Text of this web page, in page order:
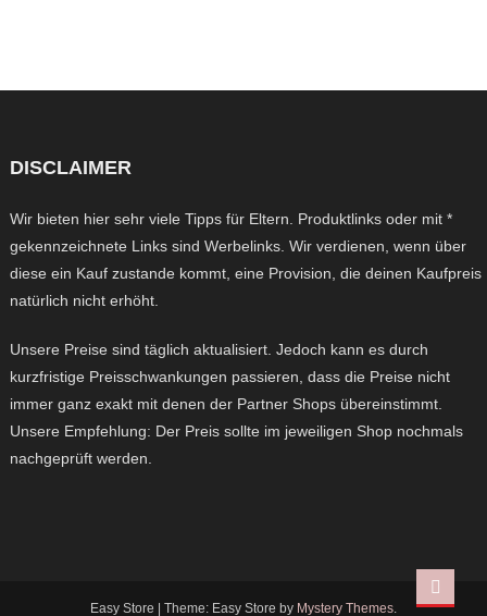
DISCLAIMER
Wir bieten hier sehr viele Tipps für Eltern. Produktlinks oder mit *
gekennzeichnete Links sind Werbelinks. Wir verdienen, wenn über
diese ein Kauf zustande kommt, eine Provision, die deinen Kaufpreis
natürlich nicht erhöht.
Unsere Preise sind täglich aktualisiert. Jedoch kann es durch
kurzfristige Preisschwankungen passieren, dass die Preise nicht
immer ganz exakt mit denen der Partner Shops übereinstimmt.
Unsere Empfehlung: Der Preis sollte im jeweiligen Shop nochmals
nachgeprüft werden.
Easy Store Theme: Easy Store by Mystery Themes.